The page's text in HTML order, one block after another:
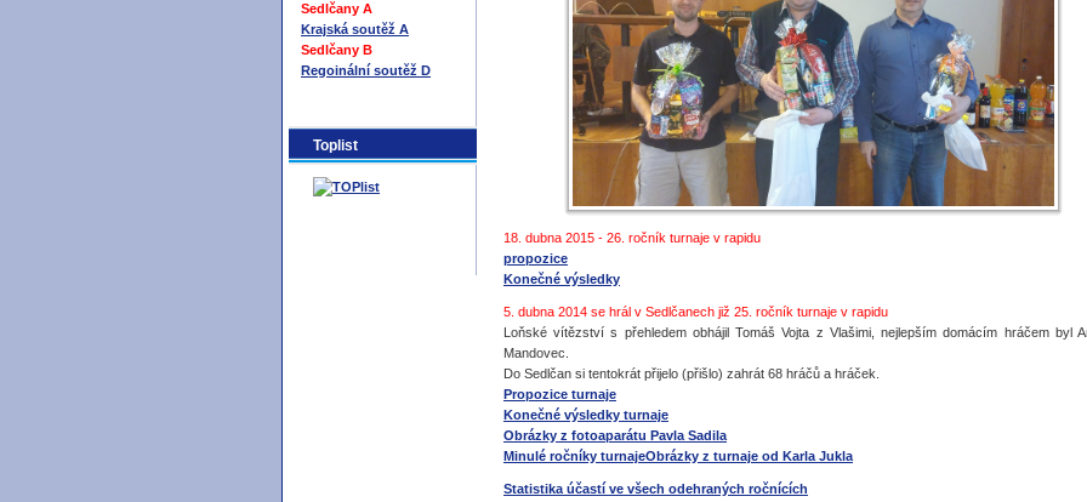
Sedlčany A
Krajská soutěž A
Sedlčany B
Regoinální soutěž D
Toplist
18. dubna 2015 - 26. ročník turnaje v rapidu
propozice
Konečné výsledky
5. dubna 2014 se hrál v Sedlčanech již 25. ročník turnaje v rapidu
Loňské vítězství s přehledem obhájil Tomáš Vojta z Vlašimi, nejlepším domácím hráčem byl
Mandovec.
Do Sedlčan si tentokrát přijelo (přišlo) zahrát 68 hráčů a hráček.
Propozice turnaje
Konečné výsledky turnaje
Obrázky z fotoaparátu Pavla Sadila
Minulé ročníky turnajeObrázky z turnaje od Karla Jukla
Statistika účastí ve všech odehraných ročnících